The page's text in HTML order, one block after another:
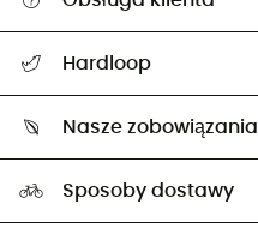
Zwrot artykułów i zwrot środków
Hardloop
Ambasadorzy
Nasze zobowiązania
Sposoby dostawy